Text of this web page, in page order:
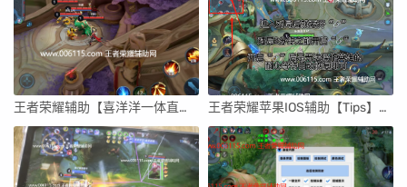
王者荣耀辅助【喜洋洋一体直装】7月22日更新 支持巅峰赛 新赛季全图透视 王者荣耀苹果IOS辅助【Tips】免越狱外设支持最新版本17.5.1的和平挂